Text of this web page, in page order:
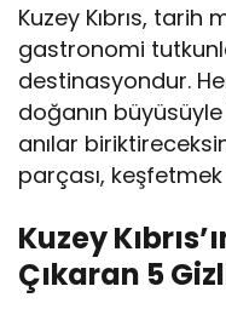
Kuzey Kıbrıs, tarih
gastronomi
destinasyondur.
doğanın
anılar
parçası,
Kuzey
Çıkaran 5